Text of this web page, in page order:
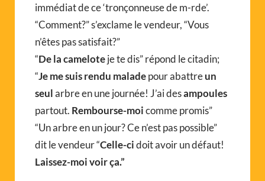
immédiat de ce ‘tronçonneuse de m-rde’.
“Comment?” s’exclame le vendeur, “Vous
n’êtes pas satisfait?”
“De la cameloteje te dis” répond le citadin;
“Je me suis rendu maladepour abattreun
seularbre en une journée! J’ai desampoules
partout. Rembourse-moicomme promis”
“Un arbre en un jour? Ce n’est pas possible”
dit le vendeur “Celle-cidoit avoir un défaut!
Laissez-moi voir ça.”